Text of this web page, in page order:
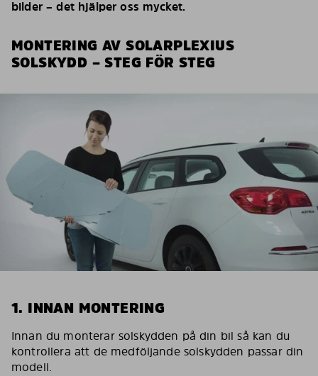
bilder – det hjälper oss mycket.
MONTERING AV SOLARPLEXIUS
SOLSKYDD – STEG FÖR STEG
1. INNAN MONTERING
Innan du monterar solskydden på din bil så kan du
kontrollera att de medföljande solskydden passar din
modell.